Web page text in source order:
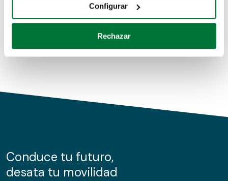
Identificar su dispositivo analizándolo activamente
para buscar características específicas (huellas
Obtenga más información sobre cómo se procesan sus
de cookies.
información sobre el uso que haga del sitio web con
nuestros partners de redes sociales, publicidad y análisis
Configurar
Rechazar
Conduce tu futuro,
desata tu movilidad